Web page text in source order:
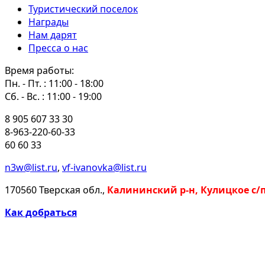
Туристический поселок
Награды
Нам дарят
Пресса о нас
Время работы:
Пн. - Пт. : 11:00 - 18:00
Сб. - Вс. : 11:00 - 19:00
8 905 607 33 30
8-963-220-60-33
60 60 33
n3w@list.ru, vf-ivanovka@list.ru
170560 Тверская обл., Калининский р-н, Кулицкое с/
Как добраться